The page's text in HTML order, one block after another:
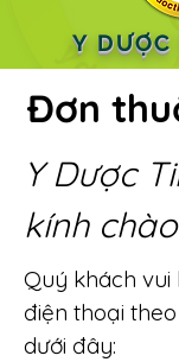
Y DƯỢC
Đơn
Y Dược
kính
Quý khách
điện thoại
dưới đây: